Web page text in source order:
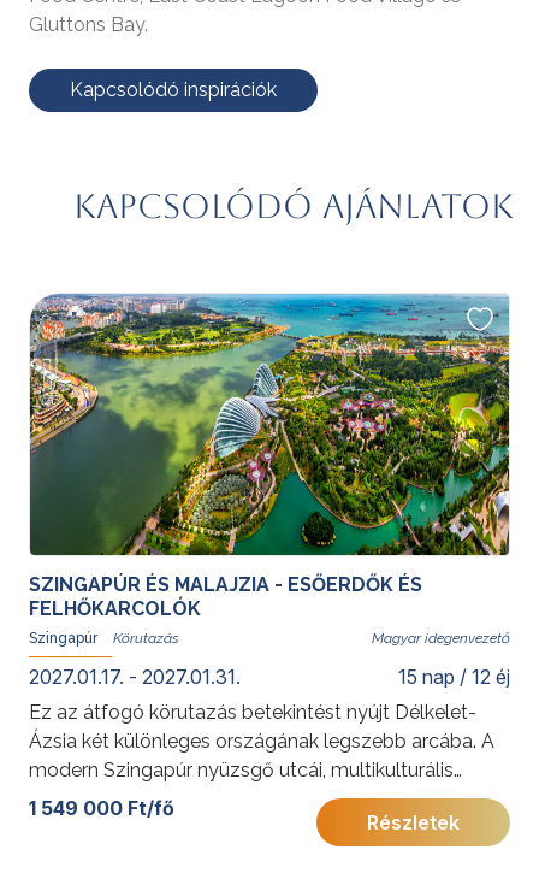
Gluttons Bay.
Kapcsolódó inspirációk
Kapcsolódó ajánlatok
SZINGAPÚR ÉS MALAJZIA - ESŐERDŐK ÉS
FELHŐKARCOLÓK
Szingapúr Magyar idegenvezető
2027.01.17. - 2027.01.31. 15 nap / 12 éj
Ez az átfogó körutazás betekintést nyújt Délkelet-
Ázsia két különleges országának legszebb arcába. A
modern Szingapúr nyüzsgő utcái, multikulturális
negyedei és ikonikus látnivalói méltó nyitányt kínálnak
a felfedezéshez. Malajzia változatos tájai – a
1 549 000 Ft/fő
Részletek